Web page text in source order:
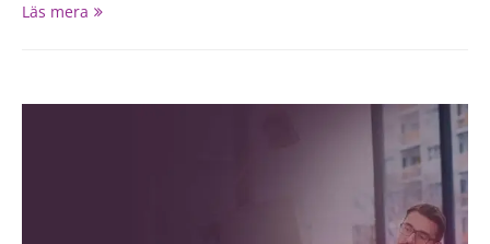
Läs mera